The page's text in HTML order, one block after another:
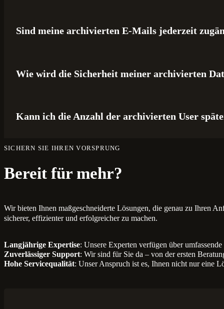
Nein, alles wird von uns bereitgestellt. Unsere Lösung ist
Sind meine archivierten E-Mails jederzeit
Ja, Sie können jederzeit und von überall auf Ihre archivierten E-
Wie wird die Sicherheit meiner archivierten
Unsere Archivierungslösung erfüllt höchste
Kann ich die Anzahl der archivierten User
Bereit für mehr?
SICHERN SIE IHREN VORSPRUNG
Wir bieten Ihnen maßgeschneiderte Lösungen, die genau zu Ihren
sicherer, effizienter und erfolgreicher zu machen.
Langjährige Expertise: Unsere Experten verfügen über
Zuverlässiger Support: Wir sind für Sie da – von der ersten
Hohe Servicequalität: Unser Anspruch ist es, Ihnen nicht nur eine